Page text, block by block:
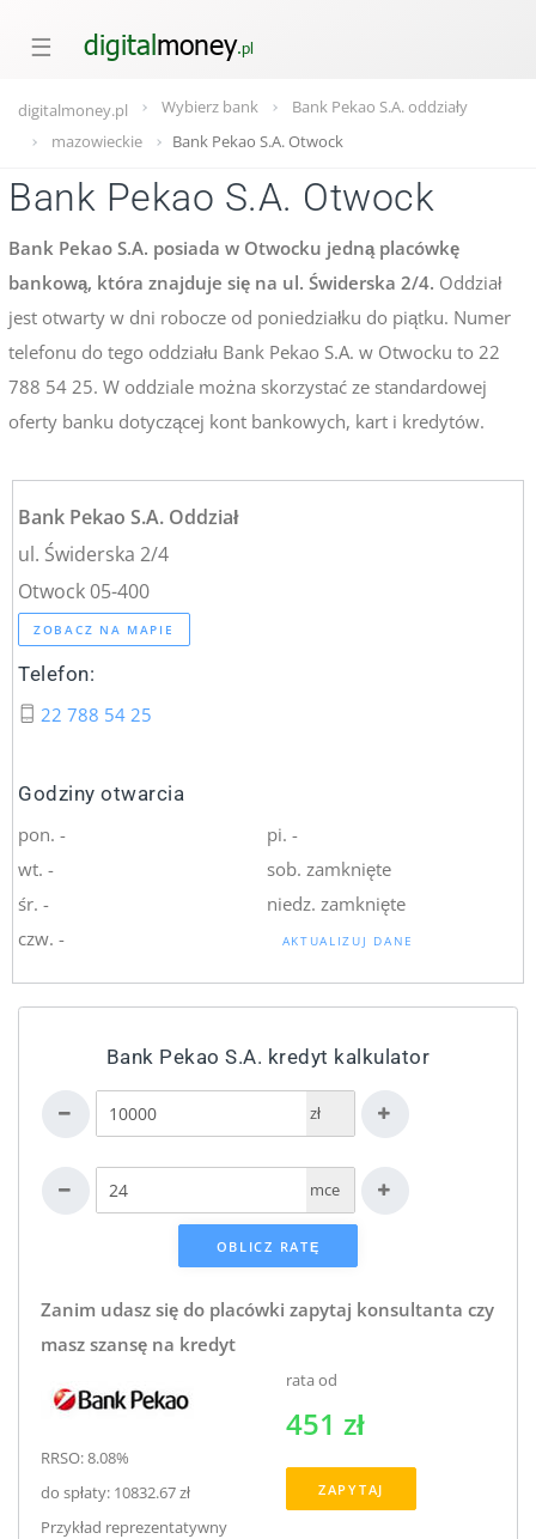
☰
digitalmoney.pl Wybierz bank
Bank Pekao S.A. oddziały
mazowieckie
Bank Pekao S.A. Otwock
Bank Pekao S.A. Otwock
Bank Pekao S.A. posiada w Otwocku jedną placówkę
bankową, która znajduje się na ul. Świderska 2/4. Oddział
jest otwarty w dni robocze od poniedziałku do piątku. Numer
telefonu do tego oddziału Bank Pekao S.A. w Otwocku to 22
788 54 25. W oddziale można skorzystać ze standardowej
oferty banku dotyczącej kont bankowych, kart i kredytów.
Bank Pekao S.A. Oddział
ul. Świderska 2/4
Otwock 05-400
ZOBACZ NA MAPIE
Telefon:
22 788 54 25
Godziny otwarcia
pon. -
wt. -
śr. -
czw. -
pi. -
sob. zamknięte
niedz. zamknięte
AKTUALIZUJ DANE
Bank Pekao S.A. kredyt kalkulator
zł
mce
Zanim udasz się do placówki zapytaj konsultanta czy
masz szansę na kredyt
RRSO: 8.08%
do spłaty: 10832.67 zł
Przykład reprezentatywny
rata od
451 zł
ZAPYTAJ